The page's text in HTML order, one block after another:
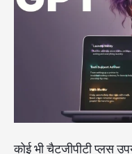
कोई भी चैटजीपीटी प्लस